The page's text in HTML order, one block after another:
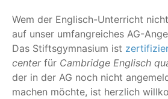
Wem der Eng­lisch-Unter­richt
auf unser umfang­rei­ches AG-
Das Stifts­gym­na­si­um ist
cen­terfür Cam­bridge Eng­lisch
der in der AG noch nicht
ma­chen möch­te, ist herz­lich